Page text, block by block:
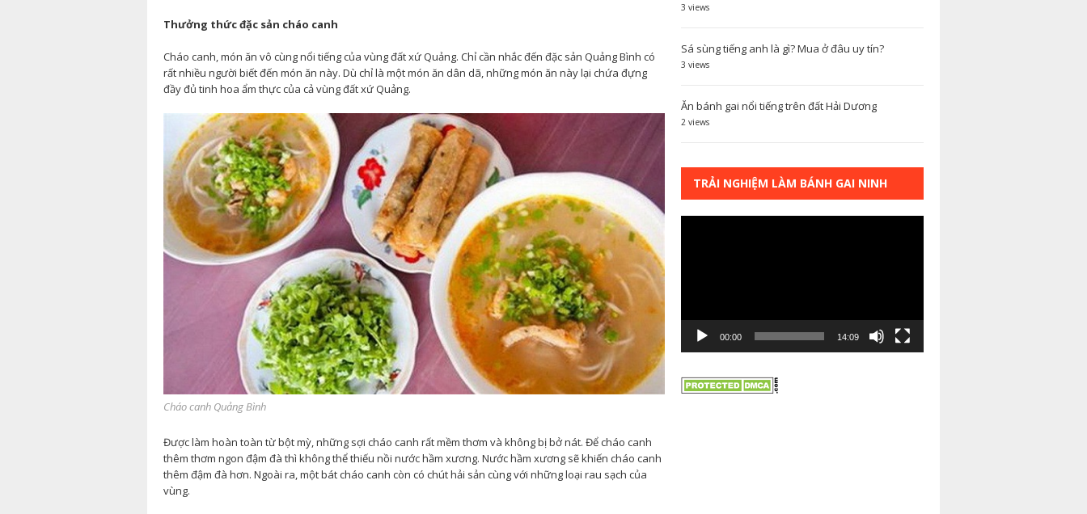
Thưởng thức đặc sản cháo canh
Cháo canh, món ăn vô cùng nổi tiếng của vùng đất xứ Quảng. Chỉ cần nhắc đến đặc sản Quảng Bình có
rất nhiều người biết đến món ăn này. Dù chỉ là một món ăn dân dã, những món ăn này lại chứa đựng
đầy đủ tinh hoa ẩm thực của cả vùng đất xứ Quảng.
Cháo canh Quảng Bình
Được làm hoàn toàn từ bột mỳ, những sợi cháo canh rất mềm thơm và không bị bở nát. Để cháo canh
thêm thơm ngon đậm đà thì không thể thiếu nồi nước hầm xương. Nước hầm xương sẽ khiến cháo canh
thêm đậm đà hơn. Ngoài ra, một bát cháo canh còn có chút hải sản cùng với những loại rau sạch của
vùng.
3 views
Sá sùng tiếng anh là gì? Mua ở đâu uy tín?
3 views
Ăn bánh gai nổi tiếng trên đất Hải Dương
2 views
TRẢI NGHIỆM LÀM BÁNH GAI NINH
GIANG
00:00 14:09